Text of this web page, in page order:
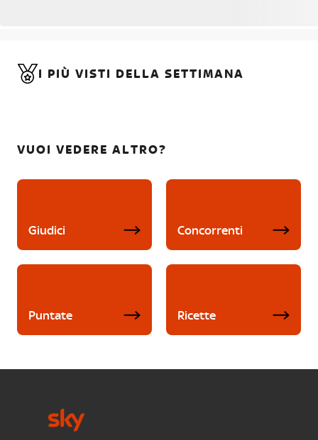
I PIÙ VISTI DELLA SETTIMANA
VUOI VEDERE ALTRO?
Giudici Concorrenti
Puntate Ricette